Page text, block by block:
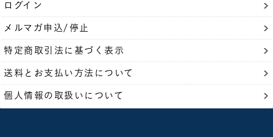
ログイン
メルマガ申込/停止
特定商取引法に基づく表示
送料とお支払い方法について
個人情報の取扱いについて